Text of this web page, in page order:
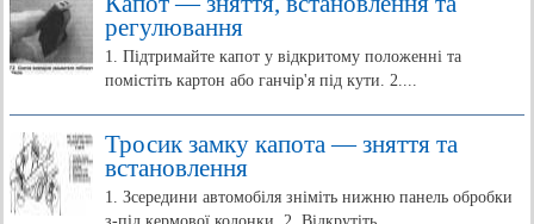
регулювання
1. Підтримайте капот у відкритому положенні та
помістіть картон або ганчір'я під кути. 2....
Тросик замку капота — зняття та
встановлення
1. Зсередини автомобіля зніміть нижню панель обробки